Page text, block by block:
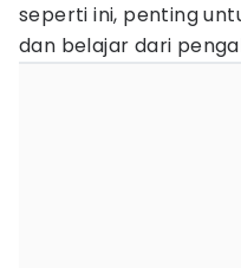
seperti ini, penting
dan belajar dari